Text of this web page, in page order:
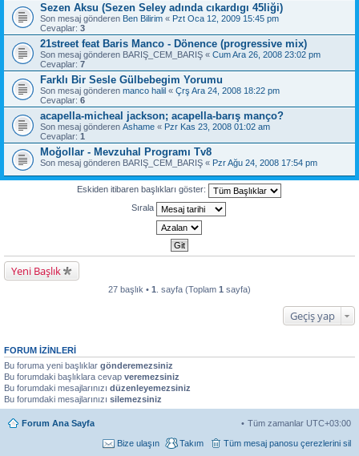
Sezen Aksu (Sezen Seley adında cıkardıgı 45liği)
Son mesaj gönderen Ben Bilirim « Pzt Oca 12, 2009 15:45 pm
Cevaplar: 3
21street feat Baris Manco - Dönence (progressive mix)
Son mesaj gönderen BARIŞ_CEM_BARIŞ « Cum Ara 26, 2008 23:02 pm
Cevaplar: 7
Farklı Bir Sesle Gülbebegim Yorumu
Son mesaj gönderen manco halil « Çrş Ara 24, 2008 18:22 pm
Cevaplar: 6
acapella-micheal jackson; acapella-barış manço?
Son mesaj gönderen Ashame « Pzr Kas 23, 2008 01:02 am
Cevaplar: 1
Moğollar - Mevzuhal Programı Tv8
Son mesaj gönderen BARIŞ_CEM_BARIŞ « Pzr Ağu 24, 2008 17:54 pm
Eskiden itibaren başlıkları göster:
Sırala
Yeni Başlık
27 başlık • 1 . sayfa (Toplam 1 sayfa)
Geçiş yap
FORUM IZINLERI
Bu foruma yeni başlıklar gönderemezsiniz
Bu forumdaki başlıklara cevap veremezsiniz
Bu forumdaki mesajlarınızı düzenleyemezsiniz
Bu forumdaki mesajlarınızı silemezsiniz
Forum Ana Sayfa Tüm zamanlar UTC+03:00
Tüm mesaj panosu çerezlerini sil
Takım
Bize ulaşın